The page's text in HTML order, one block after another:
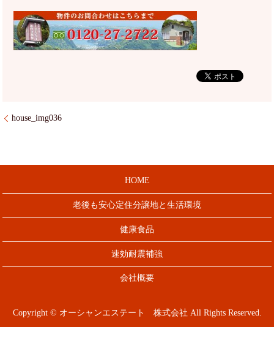
house_img036
HOME
老後も安心定住分譲地と生活環境
健康食品
速効耐震補強
会社概要
Copyright © オーシャンエステート 株式会社 All Rights Reserved.